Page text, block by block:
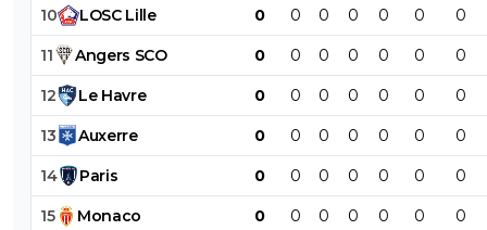
10 LOSC Lille 0 0 0 0 0 0 0
11 Angers SCO 0 0 0 0 0 0 0
12 Le Havre 0 0 0 0 0 0 0
13 Auxerre 0 0 0 0 0 0 0
14 Paris 0 0 0 0 0 0 0
15 Monaco 0 0 0 0 0 0 0